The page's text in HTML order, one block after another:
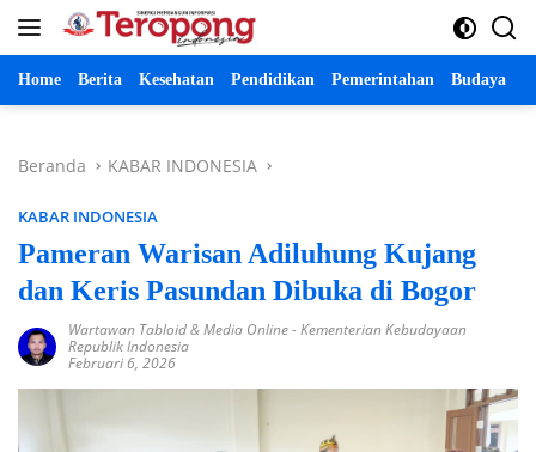
Langsung
Home Berita Kesehatan Pendidikan Pemerintahan Budaya
Beranda KABAR INDONESIA
KABAR INDONESIA
Pameran Warisan Adiluhung Kujang
dan Keris Pasundan Dibuka di Bogor
Wartawan Tabloid & Media Online-Kementerian Kebudayaan
Republik Indonesia
Februari 6, 2026